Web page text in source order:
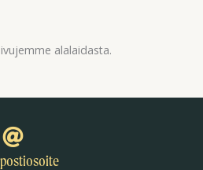
alalaidasta.